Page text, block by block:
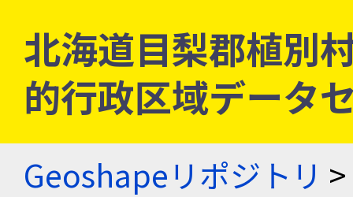
北海道目梨郡植別
的行政区域データ
Geoshapeリポジトリ >